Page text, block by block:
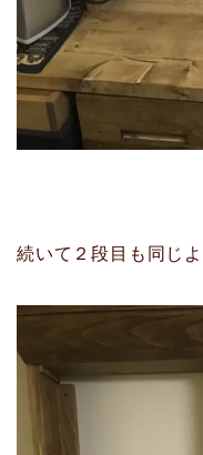
続いて２段目も同じ